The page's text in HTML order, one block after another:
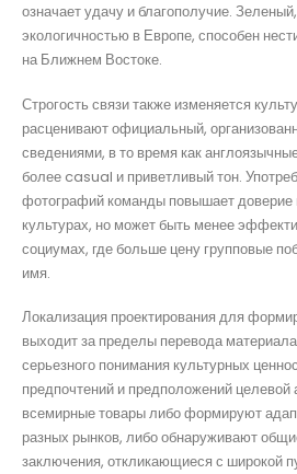
означает удачу и благополучие.
экологичностью в Европе, способен
на Ближнем Востоке.
Строгость связи также изменяется
расценивают официальный,
сведениями, в то время как
более casual и приветливый тон.
фотографий команды повышает доверие
культурах, но может быть менее
социумах, где больше цену групповые
имя.
Локализация проектирования для
выходит за пределы перевода
серьезного понимания культурных
предпочтений и предположений
всемирные товары либо формируют
разных рынков, либо обнаруживают
заключения, откликающиеся с широкой